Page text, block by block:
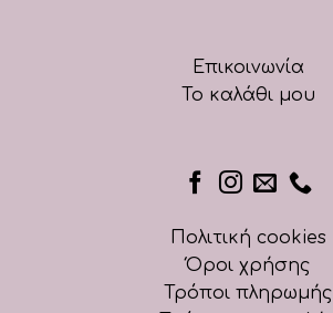
Επικοινωνία
Το καλάθι μου
Πολιτική cookies
Όροι χρήσης
Τρόποι πληρωμής